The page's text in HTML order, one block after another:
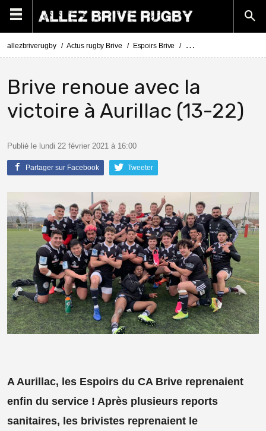
allezbriverugby Actus rugby Brive Espoirs Brive Espoirs Aurillac - Brive :
Brive renoue avec la
victoire à Aurillac (13-22)
Publié le lundi 22 février 2021 à 16:00
Partager sur Facebook Tweeter
A Aurillac, les Espoirs du CA Brive reprenaient
enfin du service ! Après plusieurs reports
sanitaires, les brivistes reprenaient le